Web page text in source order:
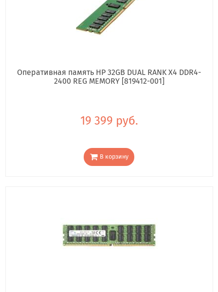
Оперативная память HP 32GB DUAL RANK X4 DDR4-
2400 REG MEMORY [819412-001]
19 399 руб.
В корзину